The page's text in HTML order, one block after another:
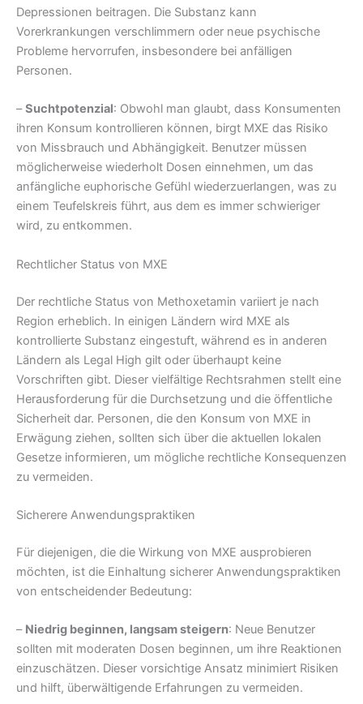
Depressionen beitragen. Die Substanz kann
Vorerkrankungen verschlimmern oder neue psychische
Probleme hervorrufen, insbesondere bei anfälligen
Personen.
–Suchtpotenzial: Obwohl man glaubt, dass Konsumenten
ihren Konsum kontrollieren können, birgt MXE das Risiko
von Missbrauch und Abhängigkeit. Benutzer müssen
möglicherweise wiederholt Dosen einnehmen, um das
anfängliche euphorische Gefühl wiederzuerlangen, was zu
einem Teufelskreis führt, aus dem es immer schwieriger
wird, zu entkommen.
Rechtlicher Status von MXE
Der rechtliche Status von Methoxetamin variiert je nach
Region erheblich. In einigen Ländern wird MXE als
kontrollierte Substanz eingestuft, während es in anderen
Ländern als Legal High gilt oder überhaupt keine
Vorschriften gibt. Dieser vielfältige Rechtsrahmen stellt eine
Herausforderung für die Durchsetzung und die öffentliche
Sicherheit dar. Personen, die den Konsum von MXE in
Erwägung ziehen, sollten sich über die aktuellen lokalen
Gesetze informieren, um mögliche rechtliche Konsequenzen
zu vermeiden.
Sicherere Anwendungspraktiken
Für diejenigen, die die Wirkung von MXE ausprobieren
möchten, ist die Einhaltung sicherer Anwendungspraktiken
von entscheidender Bedeutung:
– Niedrig beginnen, langsam steigern: Neue Benutzer
sollten mit moderaten Dosen beginnen, um ihre Reaktionen
einzuschätzen. Dieser vorsichtige Ansatz minimiert Risiken
und hilft, überwältigende Erfahrungen zu vermeiden.